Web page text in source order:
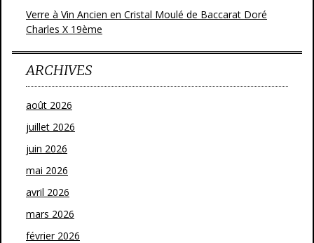
Verre à Vin Ancien en Cristal Moulé de Baccarat Doré
Charles X 19ème
ARCHIVES
août 2026
juillet 2026
juin 2026
mai 2026
avril 2026
mars 2026
février 2026